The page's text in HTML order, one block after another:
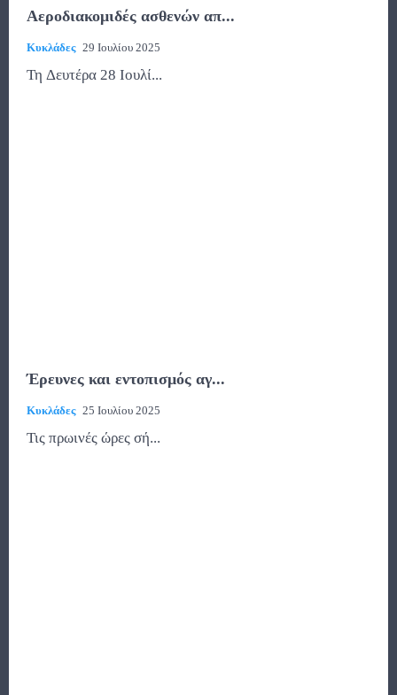
Αεροδιακομιδές ασθενών απ...
Κυκλάδες 29 Ιουλίου 2025
Τη Δευτέρα 28 Ιουλί...
Έρευνες και εντοπισμός αγ...
Κυκλάδες 25 Ιουλίου 2025
Τις πρωινές ώρες σή...